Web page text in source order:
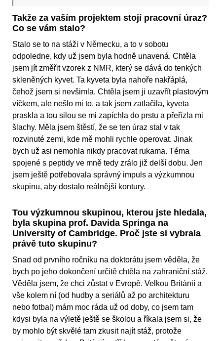
Takže za vaším projektem stojí pracovní úraz?
Co se vám stalo?
Stalo se to na stáži v Německu, a to v sobotu
odpoledne, kdy už jsem byla hodně unavená. Chtěla
jsem jít změřit vzorek z NMR, který se dává do tenkých
skleněných kyvet. Ta kyveta byla nahoře nakřáplá,
čehož jsem si nevšimla. Chtěla jsem ji uzavřít plastovým
víčkem, ale nešlo mi to, a tak jsem zatlačila, kyveta
praskla a tou silou se mi zapíchla do prstu a přeřízla mi
šlachy. Měla jsem štěstí, že se ten úraz stal v tak
rozvinuté zemi, kde mě mohli rychle operovat. Jinak
bych už asi nemohla nikdy pracovat rukama. Téma
spojené s peptidy ve mně tedy zrálo již delší dobu. Jen
jsem ještě potřebovala správný impuls a výzkumnou
skupinu, aby dostalo reálnější kontury.
Tou výzkumnou skupinou, kterou jste hledala,
byla skupina prof. Davida Springa na
University of Cambridge. Proč jste si vybrala
právě tuto skupinu?
Snad od prvního ročníku na doktorátu jsem věděla, že
bych po jeho dokončení určitě chtěla na zahraniční stáž.
Věděla jsem, že chci zůstat v Evropě. Velkou Británií a
vše kolem ní (od hudby a seriálů až po architekturu
nebo fotbal) mám moc ráda už od doby, co jsem tam
kdysi byla na výletě ještě se školou a říkala jsem si, že
by mohlo být skvělé tam zkusit najít stáž, protože